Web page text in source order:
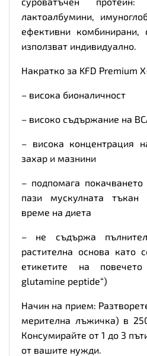
лактоалбумини,
ефективни комбинирани,
използват индивидуално.
Накратко за KFD Premium
– висока бионаличност
– високо съдържание на
– висока концентрация
захар и мазнини
– подпомага
пази мускулната
време на диета
– не съдържа
растителна основа като
етикетите на
glutamine peptide“)
Начин на прием:
мерителна лъжичка) в
Консумирайте от 1 до 3
от вашите нужди.